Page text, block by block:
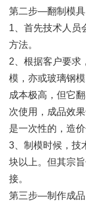
第二步—翻制模具
1、首先技术人员
方法。
2、根据客户要求
模，亦或玻璃钢
成本极高，但它
次使用，成品效
是一次性的，造价
3、制模时候，技
块以上。但其宗
接。
第三步—制作成品